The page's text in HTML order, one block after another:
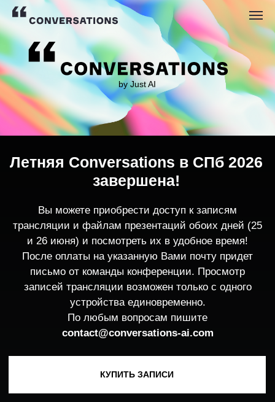
by Just AI
трансляции и файлам презентаций обоих дней (25
После оплаты на указанную Вами почту придет
записей трансляции возможен только с одного
устройства единовременно.
По любым вопросам пишите
contact@conversations-ai.co m
Летняя Conversations в СПб 2026
завершена!
Ждем вас 2 декабря на
Conversations 2026 в Москве
ПОДПИСАТЬСЯ НА НОВОСТИ